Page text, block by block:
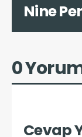
Nine
0
Cevap